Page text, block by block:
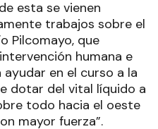
esta se vienen
trabajos sobre el
Pilcomayo, que
humana e
en el curso a la
dotar del vital líquido a
todo hacia el oeste
mayor fuerza”.